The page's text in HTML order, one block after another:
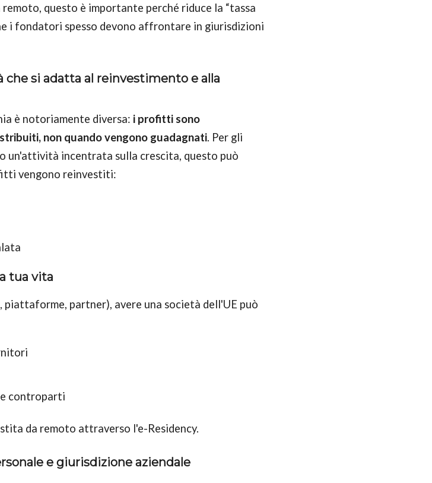
questo è importante perché riduce la “tassa
i fondatori spesso devono affrontare in giurisdizioni
si adatta al reinvestimento e alla
è notoriamente diversa: i profitti sono
non quando vengono guadagnati. Per gli
un'attività incentrata sulla crescita, questo può
vengono reinvestiti:
tua vita
partner), avere una società dell'UE può
controparti
da remoto attraverso l'e-Residency.
e giurisdizione aziendale